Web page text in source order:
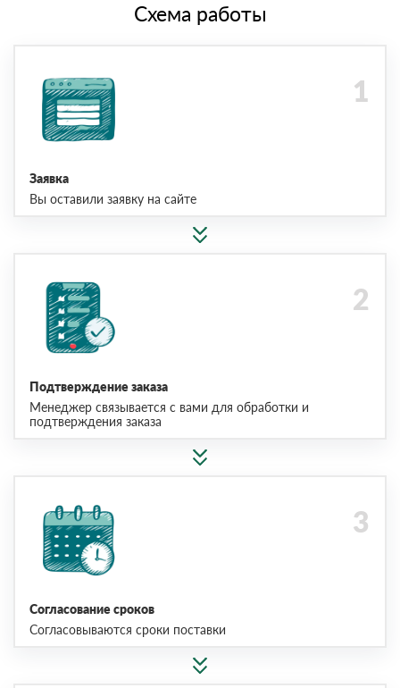
Схема работы
Заявка
Вы оставили заявку на сайте
Подтверждение заказа
Менеджер связывается с вами для обработки и
подтверждения заказа
Согласование сроков
Согласовываются сроки поставки